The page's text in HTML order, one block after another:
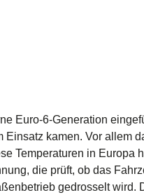
Euro-6-Generation
kamen. Vor allem
Temperaturen in Europa
die prüft, ob das
gedrosselt wird.